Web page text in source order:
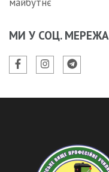
МИ У СОЦ.